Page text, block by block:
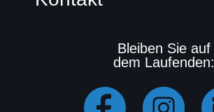
Bleiben Sie auf
dem Laufenden: